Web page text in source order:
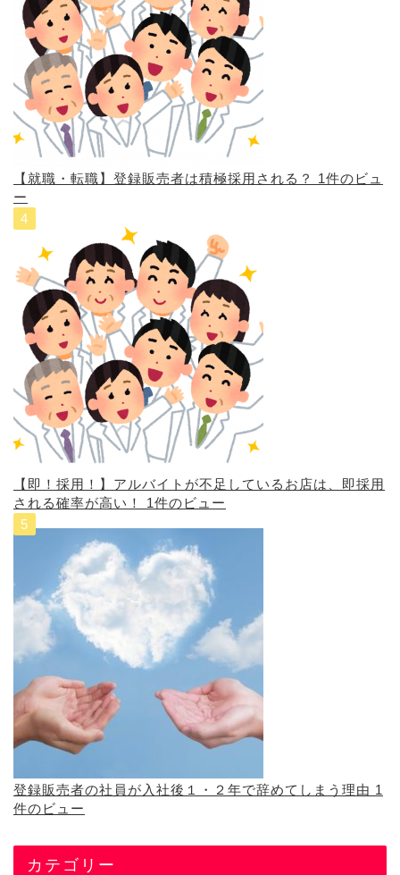
【就職・転職】登録販売者は積極採用される？ 1件のビュ
ー
【即！採用！】アルバイトが不足しているお店は、即採用
される確率が高い！ 1件のビュー
登録販売者の社員が入社後１・２年で辞めてしまう理由 1
件のビュー
カテゴリー